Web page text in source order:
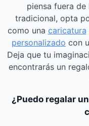
piensa fuera
tradicional, opta
como una caricatura
personalizado con
Deja que tu
encontrarás un
¿Puedo regalar